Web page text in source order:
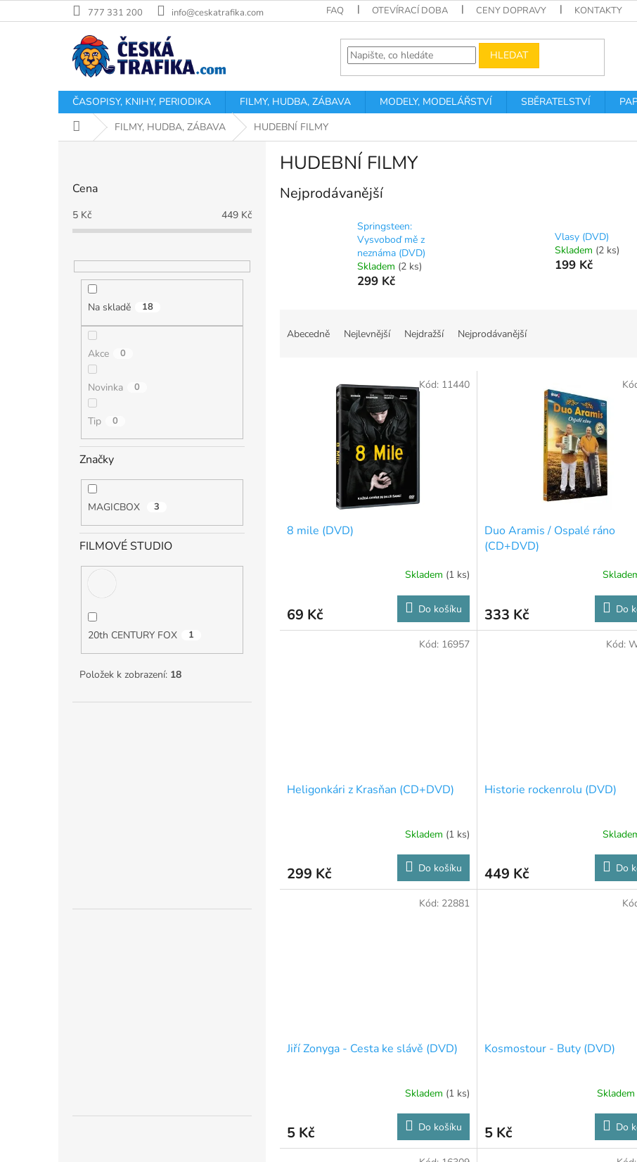
na
777 331 200 info@ceskatrafika.com FAQ OTEVÍRACÍ DOBA CENY DOPRAVY KONTAKTY
HLEDAT
ČASOPISY, KNIHY, PERIODIKA FILMY, HUDBA, ZÁBAVA MODELY, MODELÁŘSTVÍ SBĚRATELSTVÍ
Domů FILMY, HUDBA, ZÁBAVA HUDEBNÍ FILMY
Cena
5 Kč 449 Kč
Na skladě 18
Akce 0
Novinka 0
Tip 0
Značky
MAGICBOX 3
FILMOVÉ STUDIO
20th CENTURY FOX 1
Položek k zobrazení: 18
HUDEBNÍ FILMY
Nejprodávanější
Springsteen:
Vysvoboď mě z
neznáma (DVD)
Skladem (2 ks)
299 Kč
Vlasy (DVD)
Skladem (2 ks)
199 Kč
Abecedně Nejlevnější Nejdražší Nejprodávanější
8 mile (DVD)
Skladem (1 ks)
69 Kč Do košíku
Kód: 11440
Duo Aramis / Ospalé ráno
(CD+DVD)
333 Kč Do
Heligonkári z Krasňan (CD+DVD)
Skladem (1 ks)
299 Kč Do košíku
Kód: 16957
Historie rockenrolu (DVD)
449 Kč Do
Kód:
Jiří Zonyga - Cesta ke slávě (DVD)
Skladem (1 ks)
5 Kč Do košíku
Kód: 22881
Kosmostour - Buty (DVD)
Skladem
5 Kč Do